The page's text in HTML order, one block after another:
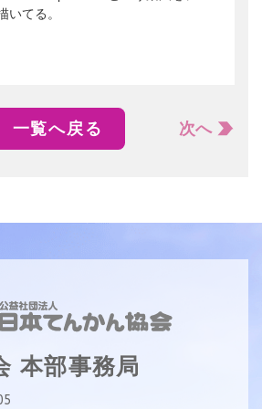
いてる。
一覧へ戻る 次へ
本部事務局